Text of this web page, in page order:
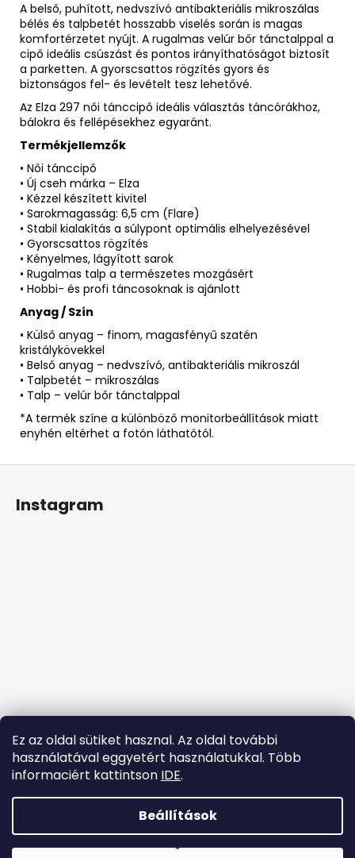
Ez az oldal sütiket hasznal. Az oldal további
használatával eggyetért használatukkal. Több
informaciért kattintson IDE.
Beállítások
A belső, puhított, nedvszívó antibakteriális mikroszálas
bélés és talpbetét hosszabb viselés során is magas
komfortérzetet nyújt. A rugalmas velúr bőr tánctalppal a
cipő ideális csúszást és pontos irányíthatóságot biztosít
a parketten. A gyorscsattos rögzítés gyors és
biztonságos fel- és levételt tesz lehetővé.
Az Elza 297 női tánccipő ideális választás táncórákhoz,
bálokra és fellépésekhez egyaránt.
Termékjellemzők
• Női tánccipő
• Új cseh márka – Elza
• Kézzel készített kivitel
• Sarokmagasság: 6,5 cm (Flare)
• Stabil kialakítás a súlypont optimális elhelyezésével
• Gyorscsattos rögzítés
• Kényelmes, lágyított sarok
• Rugalmas talp a természetes mozgásért
• Hobbi- és profi táncosoknak is ajánlott
Anyag / Szín
• Külső anyag – finom, magasfényű szatén
kristálykövekkel
• Belső anyag – nedvszívó, antibakteriális mikroszál
• Talpbetét – mikroszálas
• Talp – velúr bőr tánctalppal
*A termék színe a különböző monitorbeállítások miatt
enyhén eltérhet a fotón láthatótól.
Instagram
Copyright 2026tanccipok.hu. Minden jog fenntartva.